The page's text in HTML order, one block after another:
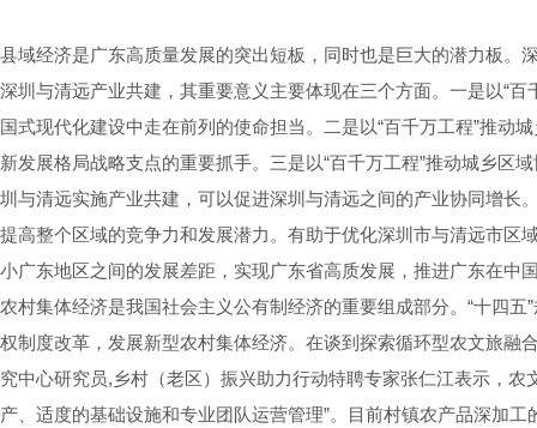
县域经济是广东高质量发展的突出短板，同时也是巨大的潜力板。
深圳与清远产业共建，其重要意义主要体现在三个方面。一是以“
国式现代化建设中走在前列的使命担当。二是以“百千万工程”推动
新发展格局战略支点的重要抓手。三是以“百千万工程”推动城乡区
圳与清远实施产业共建，可以促进深圳与清远之间的产业协同增长
提高整个区域的竞争力和发展潜力。有助于优化深圳市与清远市区
小广东地区之间的发展差距，实现广东省高质发展，推进广东在中
农村集体经济是我国社会主义公有制经济的重要组成部分。“十四
权制度改革，发展新型农村集体经济。在谈到探索循环型农文旅融
究中心研究员,乡村（老区）振兴助力行动特聘专家张仁江表示，
产、适度的基础设施和专业团队运营管理”。目前村镇农产品深加